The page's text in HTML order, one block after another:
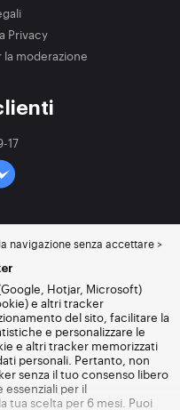
Privacy
moderazione
17
navigazione senza accettare >
Hotjar, Microsoft)
e altri tracker
del sito, facilitare la
e personalizzare le
e altri tracker memorizzati
personali. Pertanto, non
senza il tuo consenso libero
per il
tua scelta per 6 mesi. Puoi